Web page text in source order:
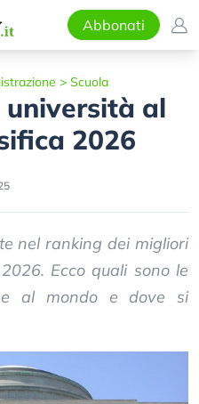
Abbonati
> Scuola
università al
2026
nel ranking dei migliori
Ecco quali sono le
al mondo e dove si